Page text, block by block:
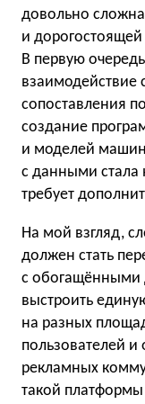
довольно
и
В первую
взаимодействие
сопоставления
создание
и моделей
с данными стала
требует
На мой взгляд,
должен стать
с обогащёнными
выстроить
на разных
пользователей и
рекламных
такой платформы